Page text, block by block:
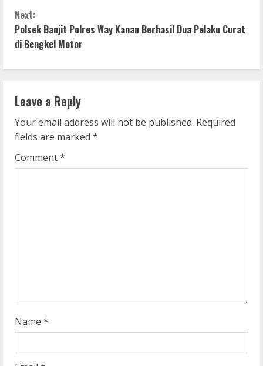
t
i
n
u
e
R
e
g
Next:
Polsek Banjit Polres Way Kanan Berhasil Dua Pelaku Curat
di Bengkel Motor
Leave a Reply
Your email address will not be published. Required
fields are marked *
Comment*
Name *